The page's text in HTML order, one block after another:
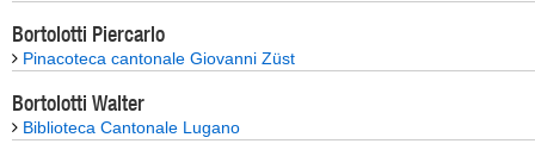
Bortolotti Piercarlo
Pinacoteca cantonale Giovanni Züst
Bortolotti Walter
Biblioteca Cantonale Lugano